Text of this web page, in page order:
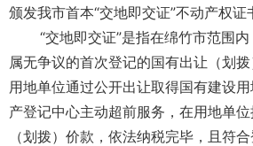
颁发我市首本“交地即交证”不动产权证
“交地即交证”是指在绵竹市范围内
属无争议的首次登记的国有出让（划拨
用地单位通过公开出让取得国有建设
产登记中心主动超前服务，在用地单
（划拨）价款，依法纳税完毕，且符